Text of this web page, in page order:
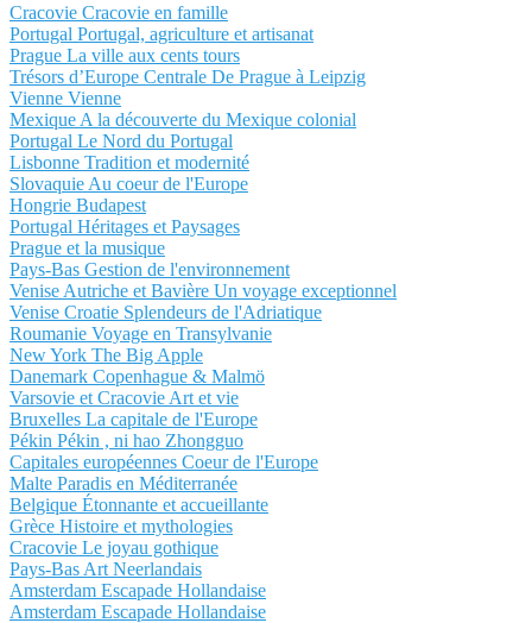
Cracovie Cracovie en famille
Portugal Portugal, agriculture et artisanat
Prague La ville aux cents tours
Trésors d’Europe Centrale De Prague à Leipzig
Vienne Vienne
Mexique A la découverte du Mexique colonial
Portugal Le Nord du Portugal
Lisbonne Tradition et modernité
Slovaquie Au coeur de l'Europe
Hongrie Budapest
Portugal Héritages et Paysages
Prague et la musique
Pays-Bas Gestion de l'environnement
Venise Autriche et Bavière Un voyage exceptionnel
Venise Croatie Splendeurs de l'Adriatique
Roumanie Voyage en Transylvanie
New York The Big Apple
Danemark Copenhague & Malmö
Varsovie et Cracovie Art et vie
Bruxelles La capitale de l'Europe
Pékin Pékin , ni hao Zhongguo
Capitales européennes Coeur de l'Europe
Malte Paradis en Méditerranée
Belgique Étonnante et accueillante
Grèce Histoire et mythologies
Cracovie Le joyau gothique
Pays-Bas Art Neerlandais
Amsterdam Escapade Hollandaise
Amsterdam Escapade Hollandaise